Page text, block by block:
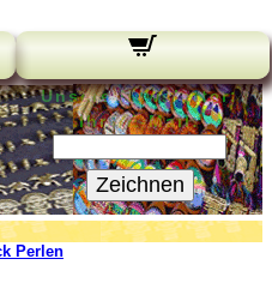
Unsere Newsletter:
Ihre E-Mail:
Zeichnen
Perlen